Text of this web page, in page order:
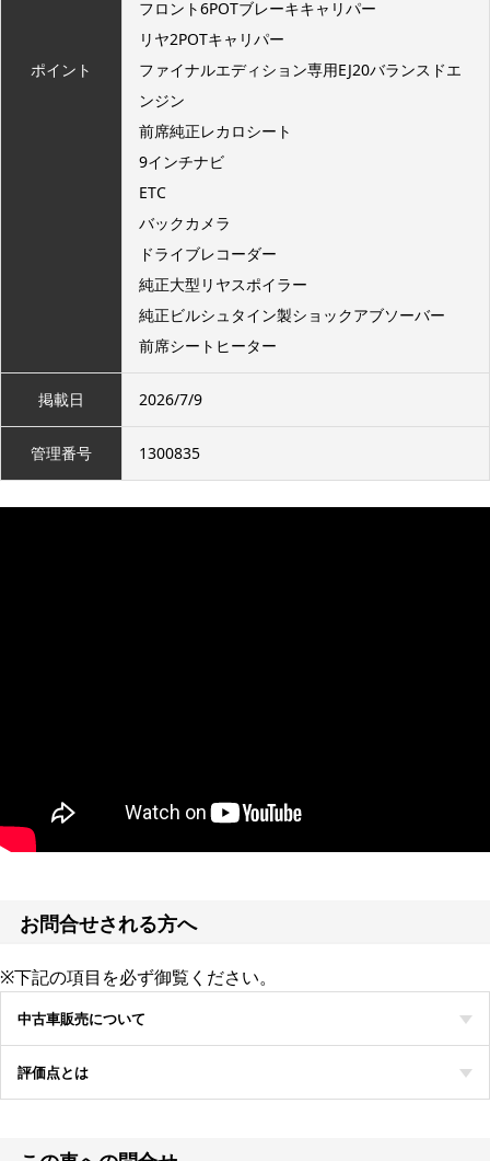
ポイント
フロント6POTブレーキキャリパー
リヤ2POTキャリパー
ファイナルエディション専用EJ20バランスドエ
ンジン
前席純正レカロシート
9インチナビ
ETC
バックカメラ
ドライブレコーダー
純正大型リヤスポイラー
純正ビルシュタイン製ショックアブソーバー
前席シートヒーター
掲載日 2026/7/9
管理番号 1300835
お問合せされる方へ
※下記の項目を必ず御覧ください。
中古車販売について
評価点とは